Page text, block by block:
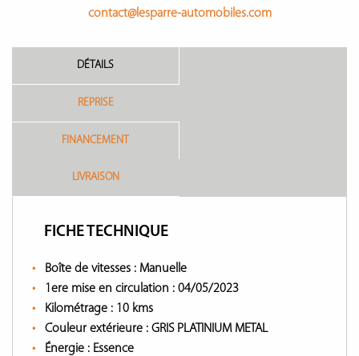
contact@lesparre-automobiles.com
DÉTAILS
REPRISE
FINANCEMENT
LIVRAISON
FICHE TECHNIQUE
Boîte de vitesses : Manuelle
1ere mise en circulation : 04/05/2023
Kilométrage : 10 kms
Couleur extérieure : GRIS PLATINIUM METAL
Énergie : Essence